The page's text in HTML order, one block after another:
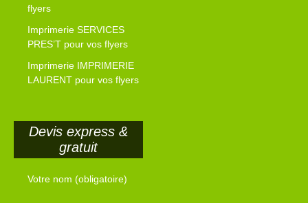
flyers
Imprimerie SERVICES
PRES’T pour vos flyers
Imprimerie IMPRIMERIE
LAURENT pour vos flyers
Devis express &
gratuit
Votre nom (obligatoire)